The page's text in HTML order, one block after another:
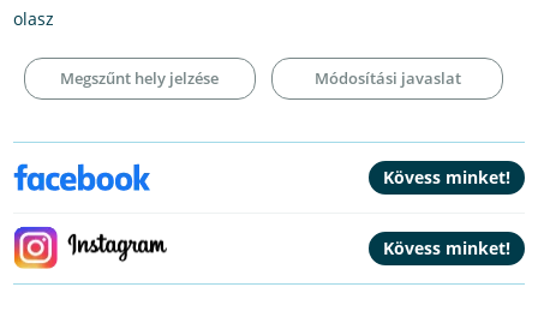
olasz
Megszűnt hely jelzése Módosítási javaslat